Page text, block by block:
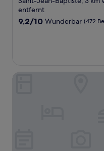
Unterkunft
entfernt
9.2
9,2/10 Wunderbar (472